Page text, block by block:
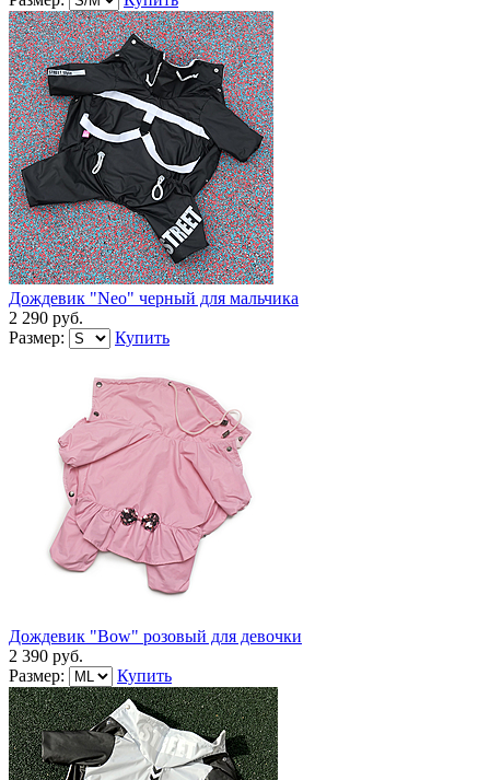
Дождевик "Neo" черный для мальчика
2 290 руб.
Размер:
Купить
Дождевик "Bow" розовый для девочки
2 390 руб.
Размер:
Купить